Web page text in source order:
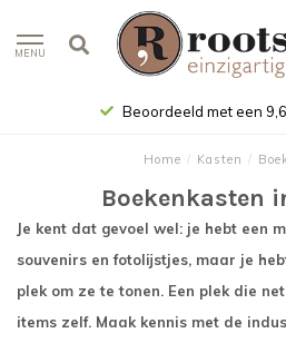
MENU
Beoordeeld met een 9,6 | 1000+ reviews
Home / Kasten /
Boekenkasten
Je kent dat gevoel wel: je hebt een
souvenirs en fotolijstjes, maar je
plek om ze te tonen. Een plek die
items zelf. Maak kennis met de